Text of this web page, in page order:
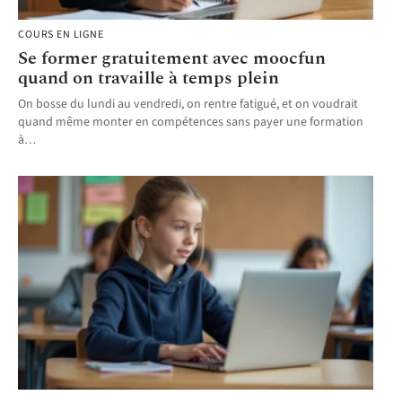
COURS EN LIGNE
Se former gratuitement avec moocfun
quand on travaille à temps plein
On bosse du lundi au vendredi, on rentre fatigué, et on voudrait
quand même monter en compétences sans payer une formation
à…